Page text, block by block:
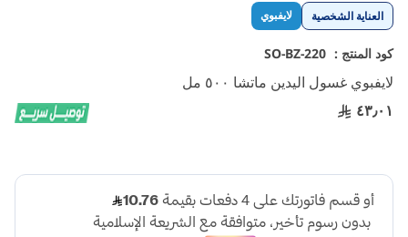
العناية الشخصية لايفبوي
كود المنتج : SO-BZ-220
لايفبوي غسول اليدين ماتشا ٥٠٠ مل
٤٣٫٠١
تخطي
إلى
بداية
معرض
الصور